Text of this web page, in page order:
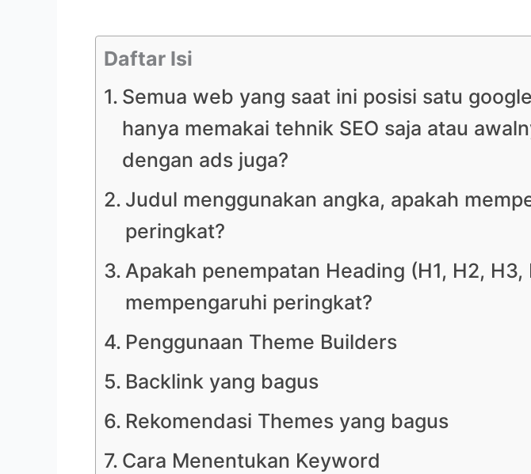
Daftar Isi
Semua web yang saat ini posisi satu
hanya memakai tehnik SEO saja atau
dengan ads juga?
Judul menggunakan angka, apakah
peringkat?
Apakah penempatan Heading (H1, H2, H3,
mempengaruhi peringkat?
Penggunaan Theme Builders
Backlink yang bagus
Rekomendasi Themes yang bagus
Cara Menentukan Keyword